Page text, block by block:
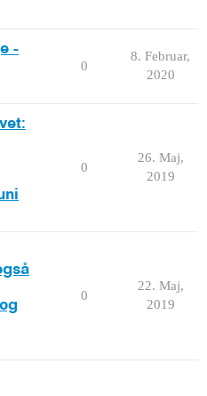
-
0
8. Februar,
2020
0
26. Maj,
2019
0
22. Maj,
2019